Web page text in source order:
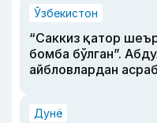
Ўзбекистон
“Саккиз қатор
бомба бўлган”.
айбловлардан
Дунё